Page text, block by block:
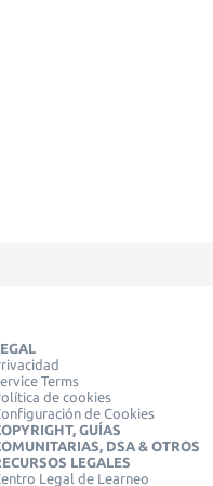
Terms
de cookies
de Cookies
GUÍAS
DSA & OTROS
LEGALES
Legal de Learneo